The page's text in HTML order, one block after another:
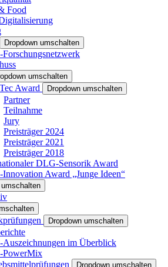
Food
Dropdown umschalten
umschalten
Award Dropdown umschalten
Partner
Teilnahme
Jury
Preisträger 2024
Preisträger 2021
Preisträger 2018
DLG-Sensorik Award
Award „Junge Ideen“
umschalten
Dropdown umschalten
im Überblick
PowerMix
Dropdown umschalten